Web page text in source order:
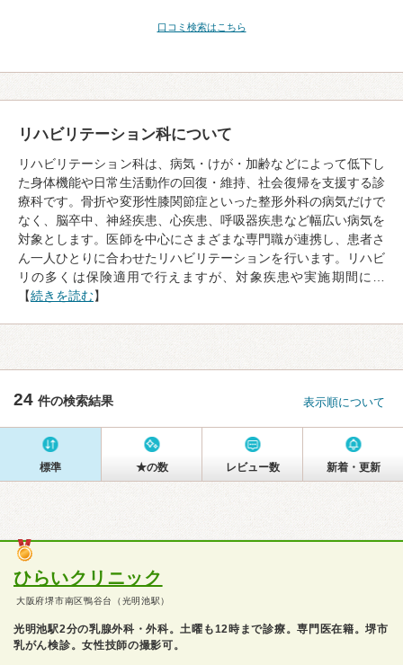
口コミ検索はこちら
リハビリテーション科について
リハビリテーション科は、病気・けが・加齢などによって低下し
た身体機能や日常生活動作の回復・維持、社会復帰を支援する診
療科です。骨折や変形性膝関節症といった整形外科の病気だけで
なく、脳卒中、神経疾患、心疾患、呼吸器疾患など幅広い病気を
対象とします。医師を中心にさまざまな専門職が連携し、患者さ
ん一人ひとりに合わせたリハビリテーションを行います。リハビ
リの多くは保険適用で行えますが、対象疾患や実施期間に…
【続きを読む】
24 件の検索結果 表示順について
標準 ★の数 レビュー数 新着・更新
ひらいクリニック
大阪府堺市南区鴨谷台（光明池駅）
光明池駅2分の乳腺外科・外科。土曜も12時まで診療。専門医在籍。堺市
乳がん検診。女性技師の撮影可。